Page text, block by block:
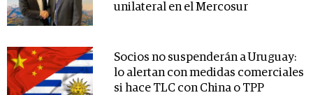
unilateral en el Mercosur
Socios no suspenderán a Uruguay:
lo alertan con medidas comerciales
si hace TLC con China o TPP